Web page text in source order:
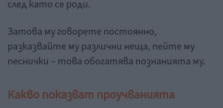
след като се роди.
Затова му говорете постоянно,
разказвайте му различни неща, пейте му
песнички – това обогатява познанията му.
Какво показват проучванията